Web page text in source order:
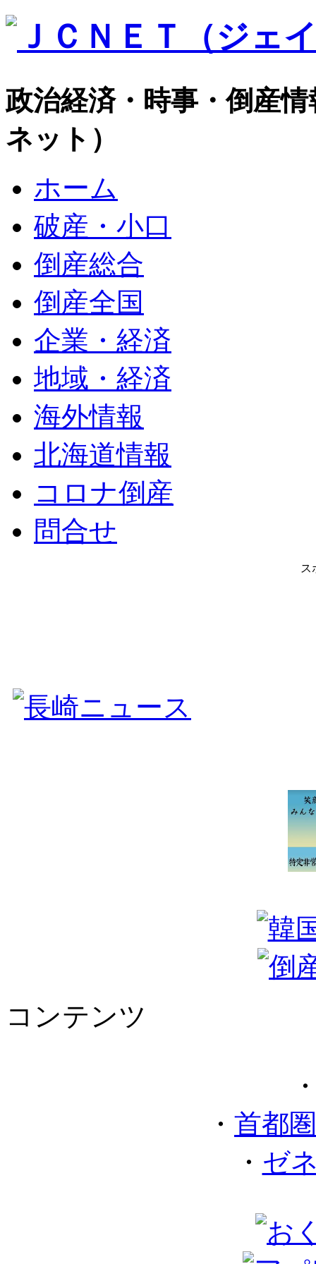
政治経済・時事・倒産
ネット）
ホーム
破産・小口
倒産総合
倒産全国
企業・経済
地域・経済
海外情報
北海道情報
コロナ倒産
問合せ
ス
コンテンツ
・ 首都
・ ゼ